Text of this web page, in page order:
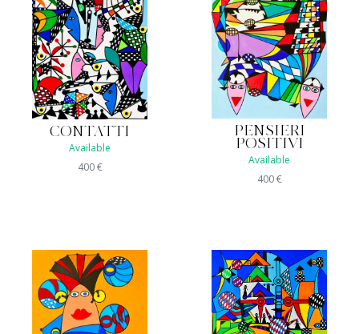
CONTATTI
Available
400€
PENSIERI
POSITIVI
Available
400€